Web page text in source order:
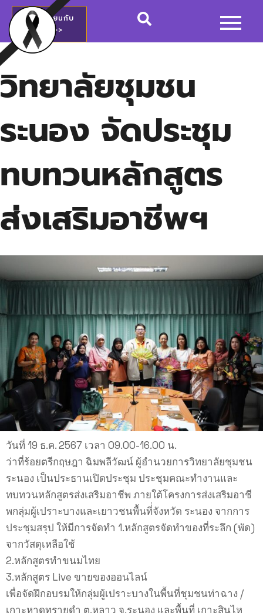
สมัครเรียนกับ
วชช.>>
วิทยาลัยชุมชน
ระนอง จัดประชุม
ทบทวนหลักสูตร
ส่งเสริมอาชีพฯ
วันที่ 19 ธ.ค. 2567 เวลา 09.00-16.00 น.
ว่าที่ร้อยตรีกฤษฎา ฉิมพลีวัฒน์ ผู้อำนวยการวิทยาลัยชุมชน
ระนอง เป็นประธานเปิดประชุม ประชุมคณะทำงานและ
ทบทวนหลักสูตรส่งเสริมอาชีพ ภายใต้โครงการส่งเสริมอาชี
พกลุ่มผู้เปราะบางและเยาวชนพื้นที่่จังหวัด ระนอง จากการ
ประชุมสรุป ให้มีการจัดทำ 1.หลักสูตรจัดทำของที่ระลึก (พัด)
จากวัสดุเหลือใช้
2.หลักสูตรทำขนมไทย
3.หลักสูตร Live ขายของออนไลน์
เพื่อจัดฝึกอบรมให้กลุ่มผู้เปราะบางในพื้นที่ชุมชนท่าฉาง /
เกาะหาดทรายดำ ต.หลาว จ.ระนอง และพื้นที่ เกาะสินไห